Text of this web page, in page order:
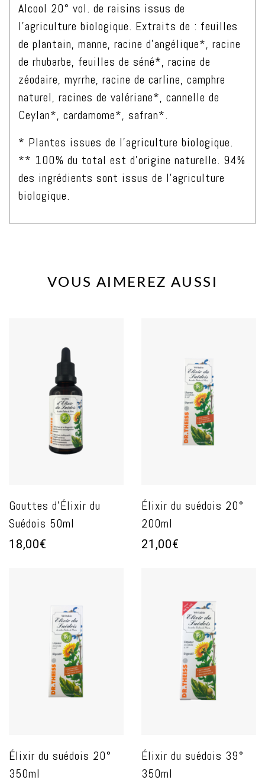
Alcool 20° vol. de raisins issus de
l’agriculture biologique. Extraits de : feuilles
de plantain, manne, racine d’angélique*, racine
de rhubarbe, feuilles de séné*, racine de
zéodaire, myrrhe, racine de carline, camphre
naturel, racines de valériane*, cannelle de
Ceylan*, cardamome*, safran*.
* Plantes issues de l’agriculture biologique.
** 100% du total est d’origine naturelle. 94%
des ingrédients sont issus de l’agriculture
biologique.
VOUS AIMEREZ AUSSI
Gouttes d'Élixir du
Suédois 50ml
18,00€
Élixir du suédois 20°
200ml
21,00€
Élixir du suédois 20°
350ml
Élixir du suédois 39°
350ml